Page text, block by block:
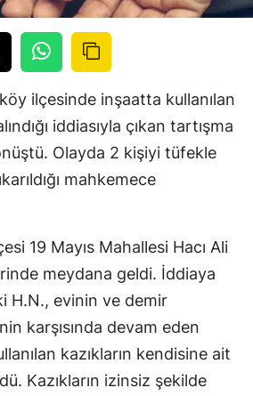
ilçesinde inşaatta kullanılan
iddiasıyla çıkan tartışma
Olayda 2 kişiyi tüfekle
mahkemece
19 Mayıs Mahallesi Hacı Ali
meydana geldi. İddiaya
H.N., evinin ve demir
karşısında devam eden
kazıkların kendisine ait
Kazıkların izinsiz şekilde